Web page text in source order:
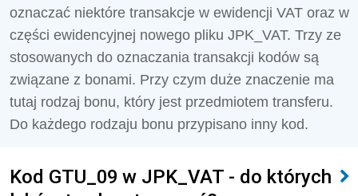
oznaczać niektóre transakcje w ewidencji VAT oraz w
części ewidencyjnej nowego pliku JPK_VAT. Trzy ze
stosowanych do oznaczania transakcji kodów są
związane z bonami. Przy czym duże znaczenie ma
tutaj rodzaj bonu, który jest przedmiotem transferu.
Do każdego rodzaju bonu przypisano inny kod.
Kod GTU_09 w JPK_VAT - do których